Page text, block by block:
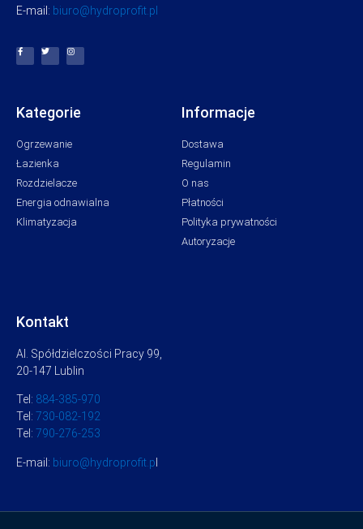
E-mail: biuro@hydroprofit.pl
Kategorie
Ogrzewanie
Łazienka
Rozdzielacze
Energia odnawialna
Klimatyzacja
Informacje
Dostawa
Regulamin
O nas
Płatności
Polityka prywatności
Autoryzacje
Kontakt
Al. Spółdzielczości Pracy 99,
20-147 Lublin
Tel: 884-385-970
Tel: 730-082-192
Tel: 790-276-253
E-mail: biuro@hydroprofit.p